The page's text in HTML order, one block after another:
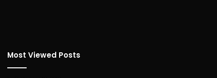
Most Viewed Posts